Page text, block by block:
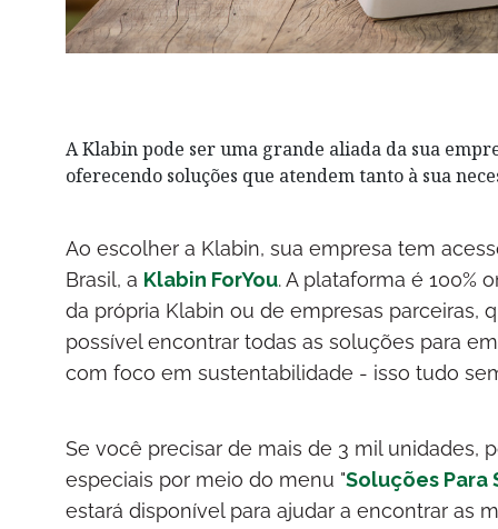
A Klabin pode ser uma grande aliada da sua
oferecendo soluções que atendem tanto à sua
Ao escolher a Klabin, sua empresa tem
Brasil, a Klabin ForYou. A plataforma é 100%
da própria Klabin ou de empresas parceiras,
possível encontrar todas as soluções para
com foco em sustentabilidade - isso tudo
Se você precisar de mais de 3 mil
especiais por meio do menu "Soluções Para
estará disponível para ajudar a encontrar as